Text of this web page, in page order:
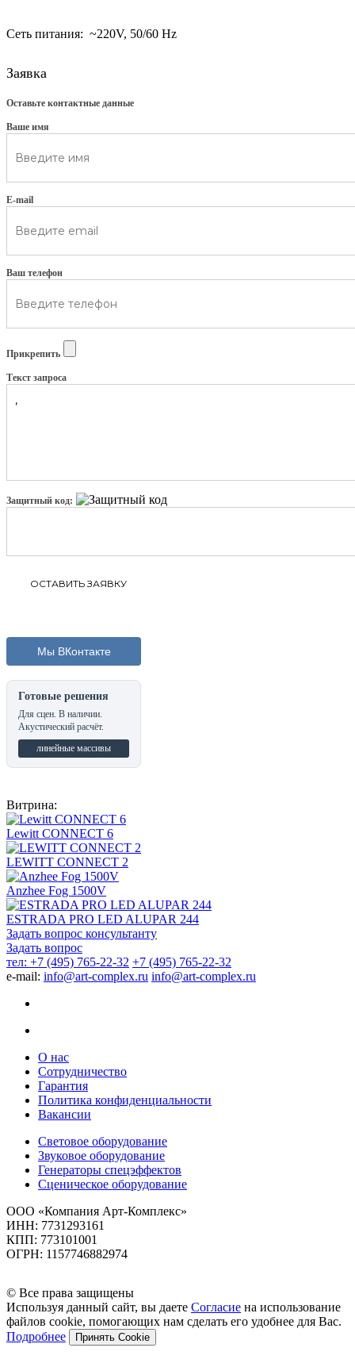
Сеть питания: ~220V, 50/60 Hz
Заявка
Оставьте контактные данные
Ваше имя
E-mail
Ваш телефон
Прикрепить
Текст запроса
Защитный код:
Мы ВКонтакте
Готовые решения
Для сцен. В наличии.
Акустический расчёт.
линейные массивы
Витрина:
Lewitt CONNECT 6
LEWITT CONNECT 2
Anzhee Fog 1500V
ESTRADA PRO LED ALUPAR 244
Задать вопрос консультанту
Задать вопрос
тел: +7 (495) 765-22-32 +7 (495) 765-22-32
e-mail: info@art-complex.ru info@art-complex.ru
О нас
Сотрудничество
Гарантия
Политика конфиденциальности
Вакансии
Световое оборудование
Звуковое оборудование
Генераторы спецэффектов
Сценическое оборудование
ООО «Компания Арт-Комплекс»
ИНН: 7731293161
КПП: 773101001
ОГРН: 1157746882974
© Все права защищены
Используя данный сайт, вы даете Согласие на использование
файлов cookie, помогающих нам сделать его удобнее для Вас.
Подробнее
Принять Cookie